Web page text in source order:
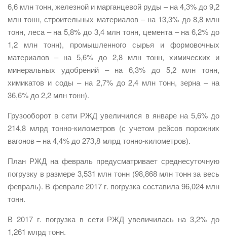
6,6 млн тонн, железной и марганцевой руды – на 4,3% до 9,2
млн тонн, строительных материалов – на 13,3% до 8,8 млн
тонн, леса – на 5,8% до 3,4 млн тонн, цемента – на 6,2% до
1,2 млн тонн), промышленного сырья и формовочных
материалов – на 5,6% до 2,8 млн тонн, химических и
минеральных удобрений – на 6,3% до 5,2 млн тонн,
химикатов и соды – на 2,7% до 2,4 млн тонн, зерна – на
36,6% до 2,2 млн тонн).
Грузооборот в сети РЖД увеличился в январе на 5,6% до
214,8 млрд тонно-километров (с учетом рейсов порожних
вагонов – на 4,4% до 273,8 млрд тонно-километров).
План РЖД на февраль предусматривает среднесуточную
погрузку в размере 3,531 млн тонн (98,868 млн тонн за весь
февраль). В феврале 2017 г. погрузка составила 96,024 млн
тонн.
В 2017 г. погрузка в сети РЖД увеличилась на 3,2% до
1,261 млрд тонн.